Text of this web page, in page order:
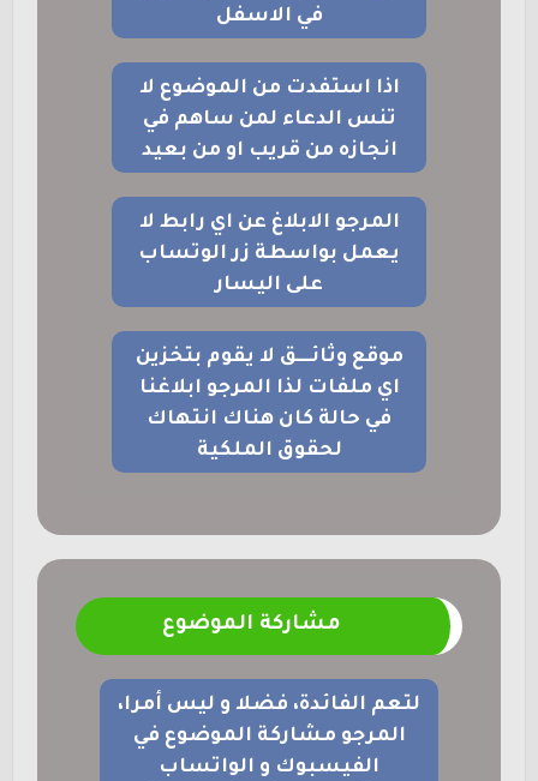
في الاسفل
اذا استفدت من الموضوع لا
تنس الدعاء لمن ساهم في
انجازه من قريب او من بعيد
المرجو الابلاغ عن اي رابط لا
يعمل بواسطة زر الوتساب
على اليسار
موقع وثائــــق لا يقوم بتخزين
اي ملفات لذا المرجو ابلاغنا
في حالة كان هناك انتهاك
لحقوق الملكية
مشاركة الموضوع
لتعم الفائدة، فضلا و ليس أمرا،
المرجو مشاركة الموضوع في
الفيسبوك و الواتساب